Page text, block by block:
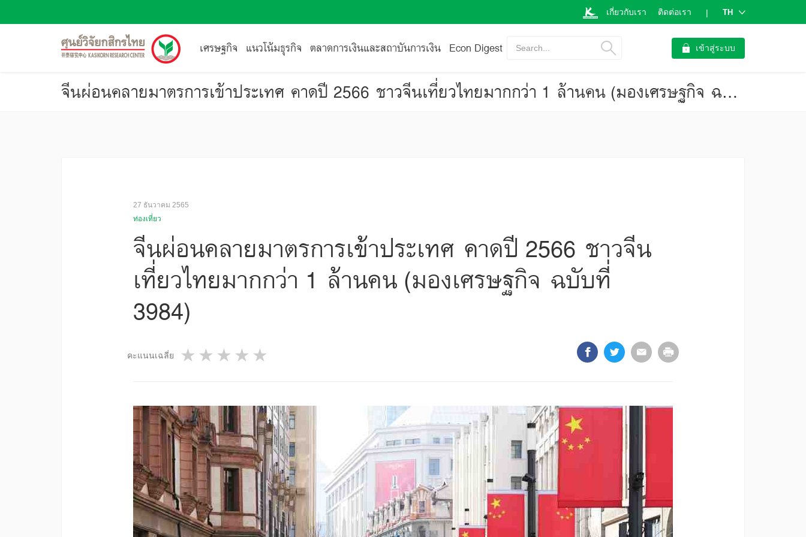
เกี่ยวกับเรา ติดต่อเรา | TH
เศรษฐกิจ แนวโน้มธุรกิจ ตลาดการเงินและสถาบันการเงิน Econ Digest Search... เข้าสู่ระบบ
จีนผ่อนคลายมาตรการเข้าประเทศ คาดปี 2566 ชาวจีนเที่ยวไทยมากกว่า 1 ล้านคน (มองเศรษฐกิจ ฉบับที่ 3984)
27 ธันวาคม 2565
ท่องเที่ยว
จีนผ่อนคลายมาตรการเข้าประเทศ คาดปี 2566 ชาวจีน
เที่ยวไทยมากกว่า 1 ล้านคน (มองเศรษฐกิจ ฉบับที่
3984)
คะแนนเฉลี่ย 4 stars
3 stars
2 stars
1 star